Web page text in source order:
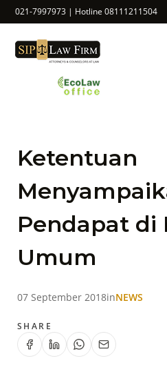
021-7997973 | Hotline 08111211504
Ketentuan
Pendapat di
Umum
07 September 2018inNEWS
SHARE